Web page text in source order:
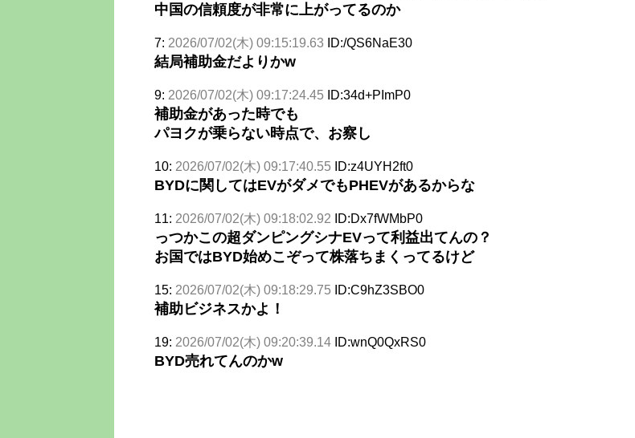
中国の信頼度が非常に上がってるのか
7: 2026/07/02(木) 09:15:19.63 ID:/QS6NaE30
結局補助金だよりかw
9: 2026/07/02(木) 09:17:24.45 ID:34d+PImP0
補助金があった時でも
パヨクが乗らない時点で、お察し
10: 2026/07/02(木) 09:17:40.55 ID:z4UYH2ft0
BYDに関してはEVがダメでもPHEVがあるからな
11: 2026/07/02(木) 09:18:02.92 ID:Dx7fWMbP0
っつかこの超ダンピングシナEVって利益出てんの？
お国ではBYD始めこぞって株落ちまくってるけど
15: 2026/07/02(木) 09:18:29.75 ID:C9hZ3SBO0
補助ビジネスかよ！
19: 2026/07/02(木) 09:20:39.14 ID:wnQ0QxRS0
BYD売れてんのかw